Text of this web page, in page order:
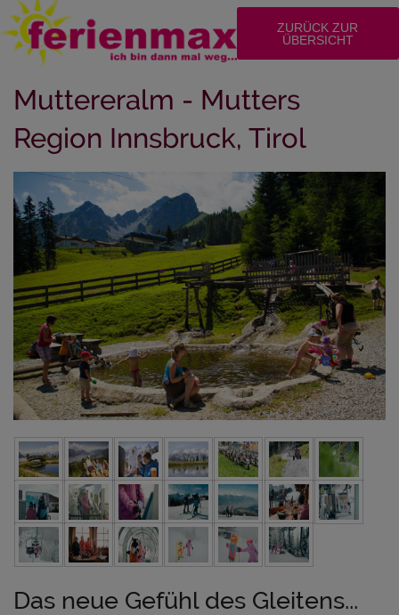
ZURÜCK ZUR
ÜBERSICHT
Muttereralm - Mutters
Region Innsbruck, Tirol
Das neue Gefühl des Gleitens...